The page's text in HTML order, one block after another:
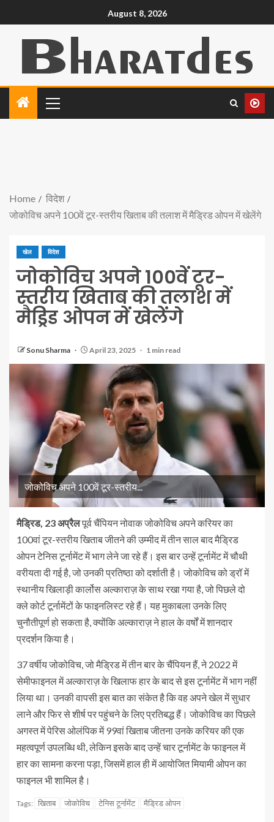
August 8, 2026
Home
विदेश
जोकोविच अपने 100वें टूर-स्तरीय खिताब की तलाश में मैड्रिड ओपन में खेलेंगे
खेल विदेश
जोकोविच अपने 100वें टूर-
स्तरीय खिताब की तलाश में
मैड्रिड ओपन में खेलेंगे
Sonu Sharma April 23, 2025 1 min read
जोकोविच अपने 100वें टूर-स्तरीय...
मैड्रिड, 23 अप्रैलपूर्व चैंपियन नोवाक जोकोविच अपने करियर का
100वां टूर-स्तरीय खिताब जीतने की उम्मीद में तीन साल बाद मैड्रिड
ओपन टेनिस टूर्नामेंट में भाग लेने जा रहे हैं। इस बार उन्हें टूर्नामेंट में चौथी
वरीयता दी गई है, जो उनकी प्रतिष्ठा को दर्शाती है। जोकोविच को ड्रॉ में
स्थानीय खिलाड़ी कार्लोस अल्काराज़ के साथ रखा गया है, जो पिछले दो
क्ले कोर्ट टूर्नामेंटों के फाइनलिस्ट रहे हैं। यह मुकाबला उनके लिए
चुनौतीपूर्ण हो सकता है, क्योंकि अल्काराज़ ने हाल के वर्षों में शानदार
प्रदर्शन किया है।
37 वर्षीय जोकोविच, जो मैड्रिड में तीन बार के चैंपियन हैं, ने 2022 में
सेमीफाइनल में अल्काराज़ के खिलाफ हार के बाद से इस टूर्नामेंट में भाग नहीं
लिया था। उनकी वापसी इस बात का संकेत है कि वह अपने खेल में सुधार
लाने और फिर से शीर्ष पर पहुंचने के लिए प्रतिबद्ध हैं। जोकोविच का पिछले
अगस्त में पेरिस ओलंपिक में 99वां खिताब जीतना उनके करियर की एक
महत्वपूर्ण उपलब्धि थी, लेकिन इसके बाद उन्हें चार टूर्नामेंट के फाइनल में
हार का सामना करना पड़ा, जिसमें हाल ही में आयोजित मियामी ओपन का
फाइनल भी शामिल है।
Tags: खिताब जोकोविच टेनिस टूर्नामेंट मैड्रिड ओपन